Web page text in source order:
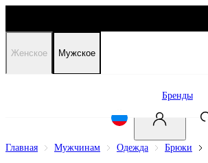
Женское Мужское
Бренды
Главная Мужчинам Одежда Брюки